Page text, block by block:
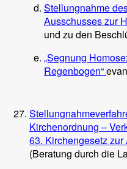
Stellungnahme
Ausschusses zur
und zu den
„Segnung
Regenbogen“
Kirchenordnung –
63. Kirchengesetz
(Beratung durch die